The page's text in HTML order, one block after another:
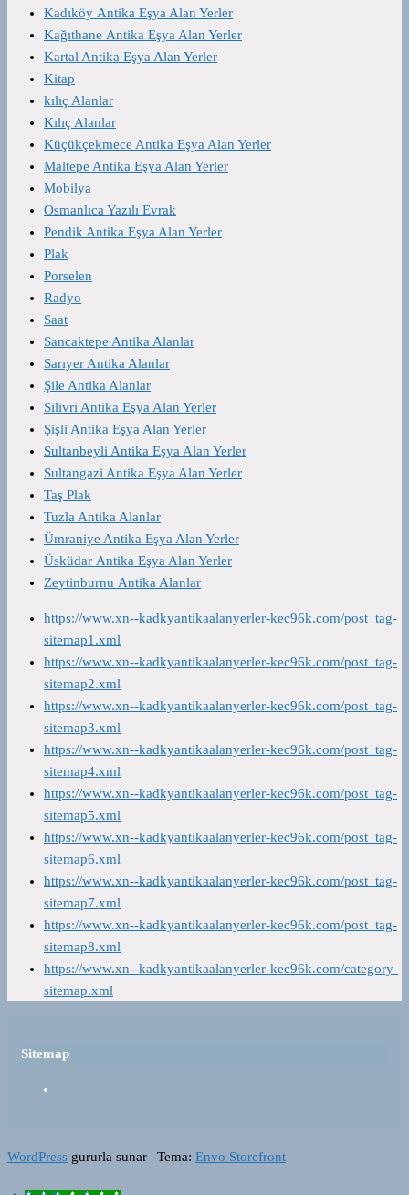
Kadıköy Antika Eşya Alan Yerler
Kağıthane Antika Eşya Alan Yerler
Kartal Antika Eşya Alan Yerler
Kitap
kılıç Alanlar
Kılıç Alanlar
Küçükçekmece Antika Eşya Alan Yerler
Maltepe Antika Eşya Alan Yerler
Mobilya
Osmanlıca Yazılı Evrak
Pendik Antika Eşya Alan Yerler
Plak
Porselen
Radyo
Saat
Sancaktepe Antika Alanlar
Sarıyer Antika Alanlar
Şile Antika Alanlar
Silivri Antika Eşya Alan Yerler
Şişli Antika Eşya Alan Yerler
Sultanbeyli Antika Eşya Alan Yerler
Sultangazi Antika Eşya Alan Yerler
Taş Plak
Tuzla Antika Alanlar
Ümraniye Antika Eşya Alan Yerler
Üsküdar Antika Eşya Alan Yerler
Zeytinburnu Antika Alanlar
https://www.xn--kadkyantikaalanyerler-kec96k.com/post_tag-
sitemap1.xml
https://www.xn--kadkyantikaalanyerler-kec96k.com/post_tag-
sitemap2.xml
https://www.xn--kadkyantikaalanyerler-kec96k.com/post_tag-
sitemap3.xml
https://www.xn--kadkyantikaalanyerler-kec96k.com/post_tag-
sitemap4.xml
https://www.xn--kadkyantikaalanyerler-kec96k.com/post_tag-
sitemap5.xml
https://www.xn--kadkyantikaalanyerler-kec96k.com/post_tag-
sitemap6.xml
https://www.xn--kadkyantikaalanyerler-kec96k.com/post_tag-
sitemap7.xml
https://www.xn--kadkyantikaalanyerler-kec96k.com/post_tag-
sitemap8.xml
https://www.xn--kadkyantikaalanyerler-kec96k.com/category-
sitemap.xml
Sitemap
WordPress gururla sunar | Tema: Envo Storefront